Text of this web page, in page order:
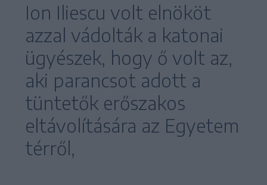
Ion Iliescu volt elnököt
azzal vádolták a katonai
ügyészek, hogy ő volt az,
aki parancsot adott a
tüntetők erőszakos
eltávolítására az Egyetem
térről,